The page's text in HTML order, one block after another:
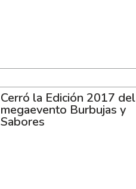
Cerró la Edición 2017 del
megaevento Burbujas y
Sabores